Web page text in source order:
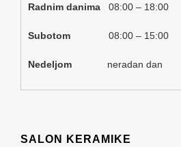
Radnim danima 08:00 – 18:00
Subotom 08:00 – 15:00
Nedeljom neradan dan
SALON KERAMIKE